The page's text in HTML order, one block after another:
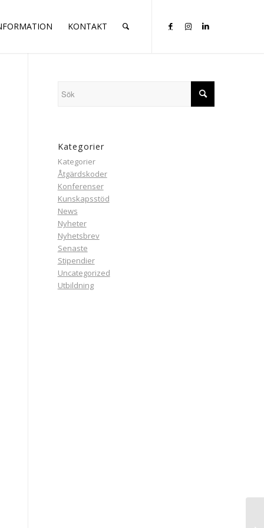
KONTAKT
Kategorier
Kategorier
Åtgärdskoder
Konferenser
Kunskapsstöd
News
Nyheter
Nyhetsbrev
Senaste
Stipendier
Uncategorized
Utbildning